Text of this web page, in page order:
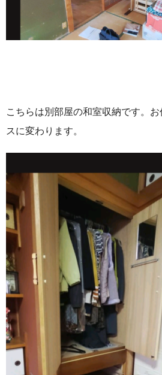
こちらは別部屋の和室収納です。
スに変わります。